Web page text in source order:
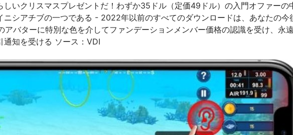
しいクリスマスプレゼントだ！わずか35ドル（定価49ドル）の入門オファーの
ニシアチブの一つである - 2022年以前のすべてのダウンロードは、あなたの今
バターに特別な色を介してファンデーションメンバー価格の認識を受け、永
通知を受ける ソース：VDI